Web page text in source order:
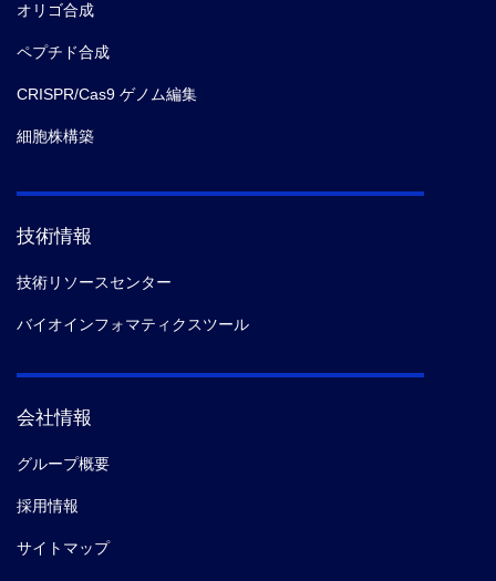
オリゴ合成
ペプチド合成
CRISPR/Cas9 ゲノム編集
細胞株構築
技術情報
技術リソースセンター
バイオインフォマティクスツール
会社情報
グループ概要
採用情報
サイトマップ